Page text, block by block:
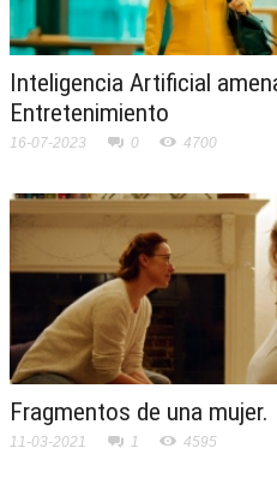
Inteligencia Artificial
Entretenimiento
16-07-2023 0 4700
Fragmentos de una
11-03-2021 1 4595